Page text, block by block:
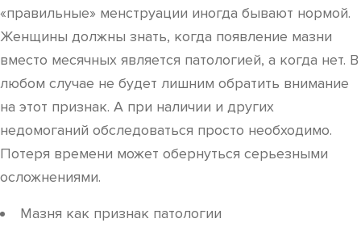
«правильные» менструации иногда бывают нормой.
Женщины должны знать, когда появление мазни
вместо месячных является патологией, а когда нет. В
любом случае не будет лишним обратить внимание
на этот признак. А при наличии и других
недомоганий обследоваться просто необходимо.
Потеря времени может обернуться серьезными
осложнениями.
Мазня как признак патологии